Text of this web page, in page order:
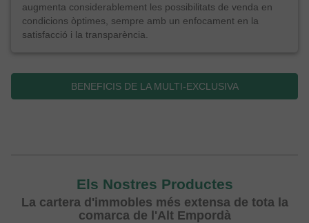
augmenta considerablement les possibilitats de venda en
condicions òptimes, sempre amb un enfocament en la
satisfacció i la transparència.
BENEFICIS DE LA MULTI-EXCLUSIVA
Els Nostres Productes
La cartera d'immobles més extensa de tota la
comarca de l'Alt Empordà